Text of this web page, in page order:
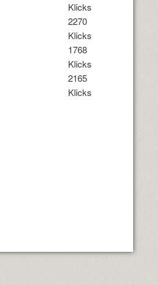
Klicks
2270
Klicks
1768
Klicks
2165
Klicks